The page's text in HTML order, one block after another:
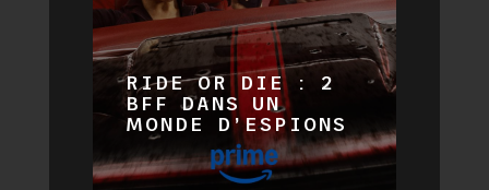
RIDE OR DIE : 2
BFF DANS UN
MONDE D’ESPIONS